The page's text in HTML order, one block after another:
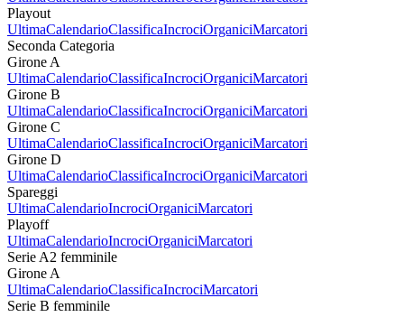
Playout
UltimaCalendarioClassificaIncrociOrganiciMarcatori
Seconda Categoria
Girone A
UltimaCalendarioClassificaIncrociOrganiciMarcatori
Girone B
UltimaCalendarioClassificaIncrociOrganiciMarcatori
Girone C
UltimaCalendarioClassificaIncrociOrganiciMarcatori
Girone D
UltimaCalendarioClassificaIncrociOrganiciMarcatori
Spareggi
UltimaCalendarioIncrociOrganiciMarcatori
Playoff
UltimaCalendarioIncrociOrganiciMarcatori
Serie A2 femminile
Girone A
UltimaCalendarioClassificaIncrociMarcatori
Serie B femminile